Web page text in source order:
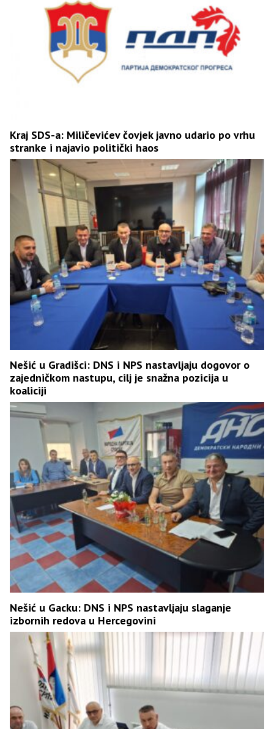
Kraj SDS-a: Miličevićev čovjek javno udario po vrhu
stranke i najavio politički haos
Nešić u Gradišci: DNS i NPS nastavljaju dogovor o
zajedničkom nastupu, cilj je snažna pozicija u
koaliciji
Nešić u Gacku: DNS i NPS nastavljaju slaganje
izbornih redova u Hercegovini